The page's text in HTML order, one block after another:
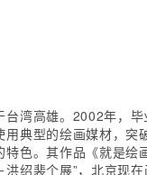
台湾高雄。2002年，
用典型的绘画媒材，突
特色。其作品《就是绘
洪绍裴个展”，北京现